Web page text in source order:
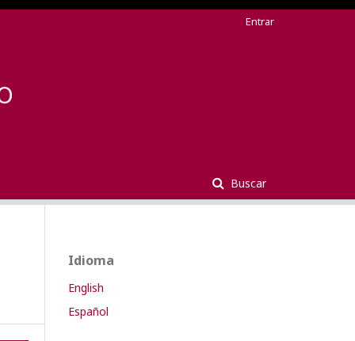
Buscar
Entrar
Idioma
English
Español